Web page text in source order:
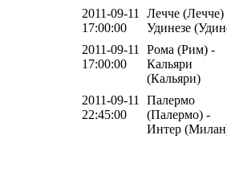
2011-09-11
17:00:00
Лечче (Лечче)
Удинезе
2011-09-11
17:00:00
Рома (Рим) -
Кальяри
(Кальяри)
2011-09-11
22:45:00
Палермо
(Палермо) -
Интер